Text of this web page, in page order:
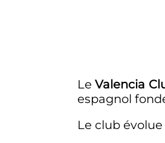
LeValencia
espagnol
Le club évolue